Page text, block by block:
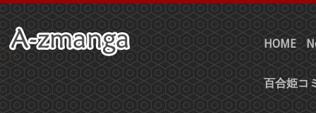
HOME
百合姫コ